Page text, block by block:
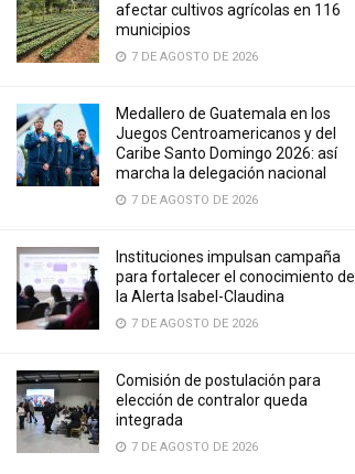
afectar cultivos agrícolas en 116
municipios
7 DE AGOSTO DE 2026
Medallero de Guatemala en los
Juegos Centroamericanos y del
Caribe Santo Domingo 2026: así
marcha la delegación nacional
7 DE AGOSTO DE 2026
Instituciones impulsan campaña
para fortalecer el conocimiento de
la Alerta Isabel-Claudina
7 DE AGOSTO DE 2026
Comisión de postulación para
elección de contralor queda
integrada
7 DE AGOSTO DE 2026